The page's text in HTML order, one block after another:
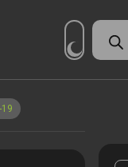
19